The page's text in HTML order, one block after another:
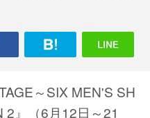
～SIX MEN'S SH
』（6月12日～21